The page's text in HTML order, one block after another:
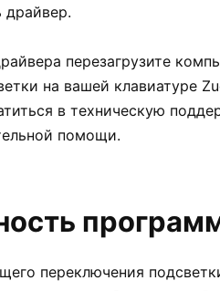
драйвер.
перезагрузите
на вашей клавиатуре
в техническую
помощи.
переключения